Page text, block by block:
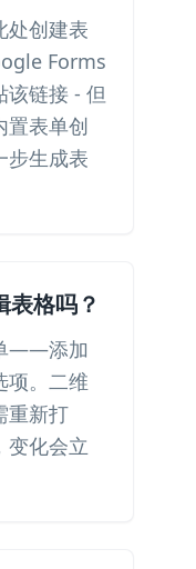
处创建表
Forms
该链接 - 但
置表单创
步生成表
表格吗？
——添加
项。二维
重新打
变化会立